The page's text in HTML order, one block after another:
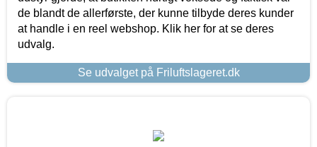
de blandt de allerførste, der kunne tilbyde deres kunder
at handle i en reel webshop. Klik her for at se deres
udvalg.
Se udvalget på Friluftslageret.dk